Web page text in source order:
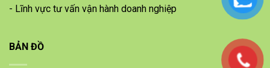
- Lĩnh vực tư vấn vận hành doanh nghiệp
BẢN ĐỒ